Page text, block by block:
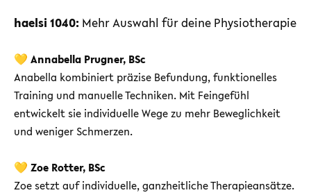
haelsi 1040: Mehr Auswahl für deine Physiotherapie
💛 Annabella Prugner, BSc
Anabella kombiniert präzise Befundung, funktionelles
Training und manuelle Techniken. Mit Feingefühl
entwickelt sie individuelle Wege zu mehr Beweglichkeit
und weniger Schmerzen.
💛 Zoe Rotter, BSc
Zoe setzt auf individuelle, ganzheitliche Therapieansätze.